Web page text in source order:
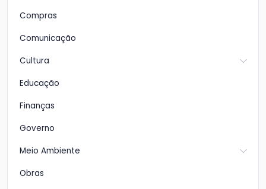
Compras
Comunicação
Cultura
Educação
Finanças
Governo
Meio Ambiente
Obras